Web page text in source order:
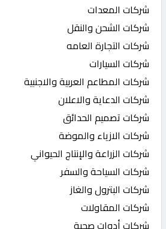
الدليل
القطري
POWERED
QHOST
شركات المعدات
شركات الشحن والنقل
شركات التجارة العامه
شركات السيارات
شركات المطاعم العربية والاجنبية
شركات الدعاية والاعلان
شركات تصميم الحدائق
شركات الازياء والموضة
شركات الزراعة والإنتاج الحيواني
شركات السياحة والسفر
شركات البترول والغاز
شركات المقاولات
شركات أدوات صحية